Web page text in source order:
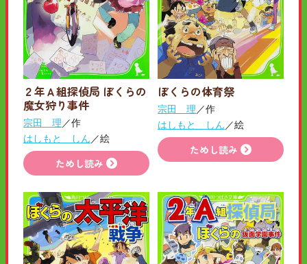
２年Ａ組探偵局 ぼくらの
魔女狩り事件
宗田 理 ／作
はしもと しん ／絵
ためし読み
ぼくらの体育祭
宗田 理 ／作
はしもと しん ／絵
ためし読み